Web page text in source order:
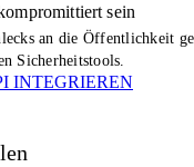
sein
an die Öffentlichkeit
Sicherheitstools.
INTEGRIEREN